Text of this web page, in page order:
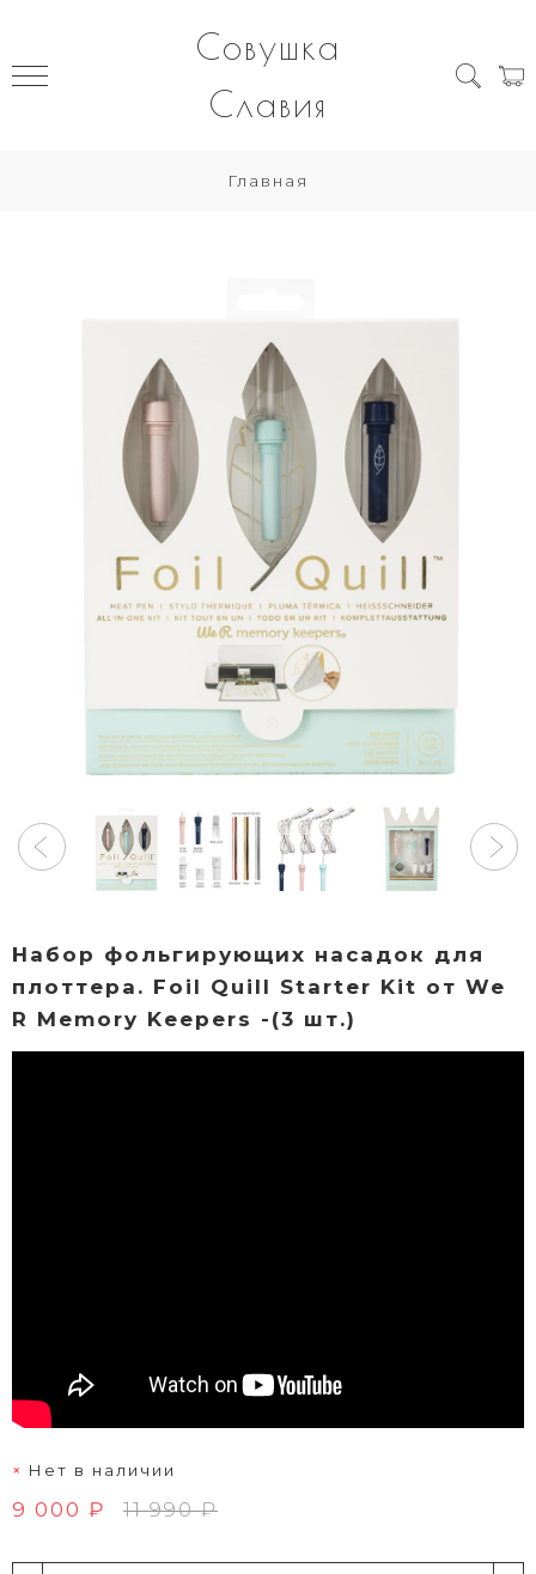
Совушка
Славия
Главная
Набор фольгирующих насадок для
плоттера. Foil Quill Starter Kit от We
R Memory Keepers -(3 шт.)
Нет в наличии
9 000 ₽ 11 990 ₽